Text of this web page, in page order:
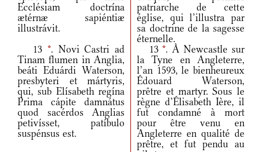
Ecclésiam doctrína
ætérnæ sapiéntiæ
illustrávit.
patriarche de cette
église, qui l’illustra par
sa doctrine de la sagesse
éternelle.
13 *. Novi Castri ad
Tinam flumen in Anglia,
beáti Eduárdi Waterson,
presbyteri et mártyris,
qui, sub Elísabeth regína
Prima cápite damnátus
quod sacérdos Anglias
petivísset, patíbulo
suspénsus est.
13*. À Newcastle sur
la Tyne en Angleterre,
l’an 1593, le bienheureux
Édouard Waterson,
prêtre et martyr. Sous le
règne d’Élisabeth Ière, il
fut condamné à mort
pour être venu en
Angleterre en qualité de
prêtre, et fut pendu au